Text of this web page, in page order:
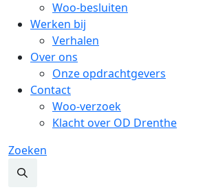
Woo-besluiten
Werken bij
Verhalen
Over ons
Onze opdrachtgevers
Contact
Woo-verzoek
Klacht over OD Drenthe
Zoeken